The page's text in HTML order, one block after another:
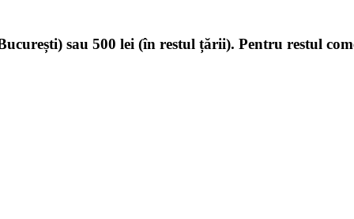
sau 500 lei (în restul țării). Pentru restul